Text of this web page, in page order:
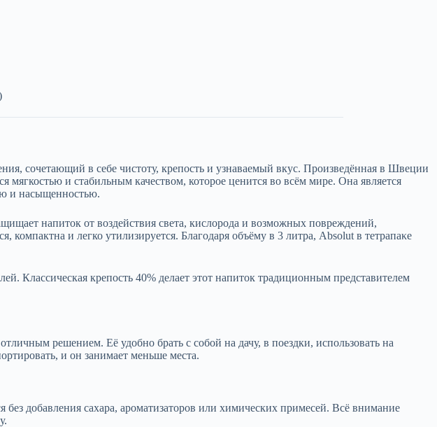
сочетающий в себе чистоту, крепость и узнаваемый вкус. Произведённая в Швеции
мягкостью и стабильным качеством, которое ценится во всём мире. Она является
и насыщенностью.
напиток от воздействия света, кислорода и возможных повреждений,
компактна и легко утилизируется. Благодаря объёму в 3 литра, Absolut в тетрапаκе
Классическая крепость 40% делает этот напиток традиционным представителем
решением. Её удобно брать с собой на дачу, в поездки, использовать на
и он занимает меньше места.
добавления сахара, ароматизаторов или химических примесей. Всё внимание